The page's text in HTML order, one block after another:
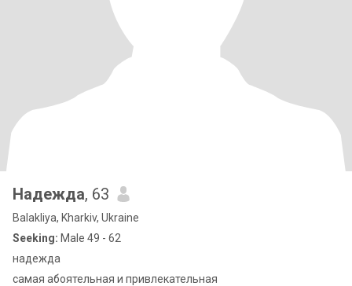
Надежда, 63
Balakliya, Kharkiv, Ukraine
Seeking: Male 49 - 62
надежда
самая абоятельная и привлекательная